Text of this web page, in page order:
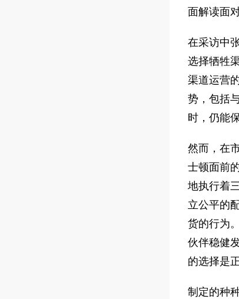
面解读面
在采访中
选择牺牲
渠道运营
势，包括
时，仍能
然而，在
士顿面前
地执行着
立公平的
货的行为
伙伴稳健
的选择是
制定的种